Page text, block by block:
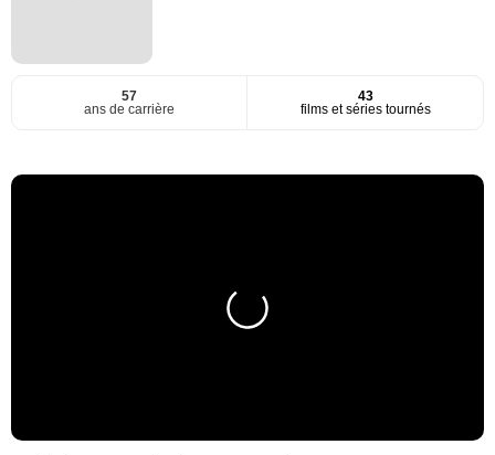
57
ans de carrière
43
films et séries tournés